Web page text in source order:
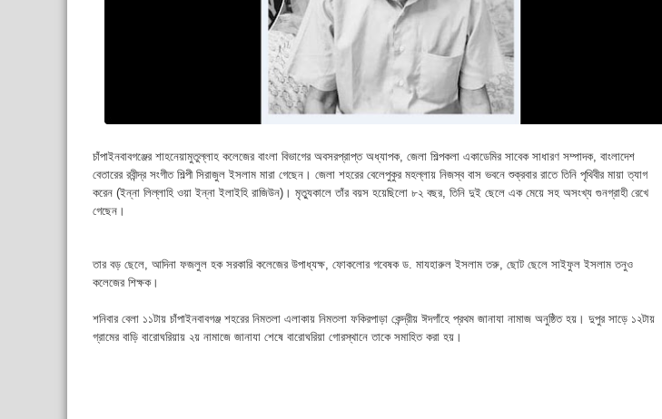
চাঁপাইনবাবগঞ্জের শাহনেয়ামুতুল্লাহ কলেজের বাংলা বিভাগের অবসরপ্রাপ্ত অধ্যাপক, জেলা শিল্পকলা একাডেমির সাবেক সাধারণ সম্পাদক, বাংলাদেশ
বেতারের রবীন্দ্র সংগীত শিল্পী সিরাজুল ইসলাম মারা গেছেন। জেলা শহরের বেলেপুকুর মহল্লায় নিজস্ব বাস ভবনে শুক্রবার রাতে তিনি পৃথিবীর মায়া ত্যাগ
করেন (ইন্না লিল্লাহি ওয়া ইন্না ইলাইহি রাজিউন)। মৃত্যুকালে তাঁর বয়স হয়েছিলো ৮২ বছর, তিনি দুই ছেলে এক মেয়ে সহ অসংখ্য গুনগ্রাহী রেখে
গেছেন।
তার বড় ছেলে, আদিনা ফজলুল হক সরকারি কলেজের উপাধ্যক্ষ, ফোকলোর গবেষক ড. মাযহারুল ইসলাম তরু, ছোট ছেলে সাইফুল ইসলাম তনুও
কলেজের শিক্ষক।
শনিবার বেলা ১১টায় চাঁপাইনবাবগঞ্জ শহরের নিমতলা এলাকায় নিমতলা ফকিরপাড়া কেন্দ্রীয় ঈদগাঁহে প্রথম জানাযা নামাজ অনুষ্ঠিত হয়। দুপুর সাড়ে ১২টায়
গ্রামের বাড়ি বারোঘরিয়ায় ২য় নামাজে জানাযা শেষে বারোঘরিয়া গোরস্থানে তাকে সমাহিত করা হয়।